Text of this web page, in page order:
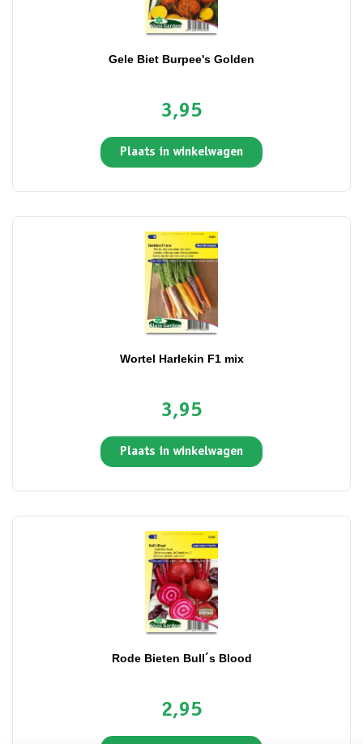
Gele Biet Burpee's Golden
3,95
Plaats in winkelwagen
Wortel Harlekin F1 mix
3,95
Plaats in winkelwagen
Rode Bieten Bull´s Blood
2,95